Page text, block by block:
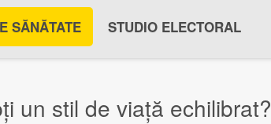
SĂNĂTATE STUDIO ELECTORAL
un stil de viață echilibrat?